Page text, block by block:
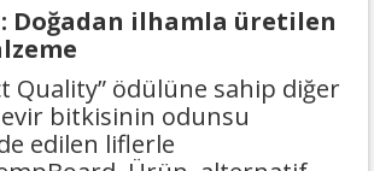
Doğadan ilhamla üretilen
Quality” ödülüne sahip diğer
bitkisinin odunsu
edilen liflerle